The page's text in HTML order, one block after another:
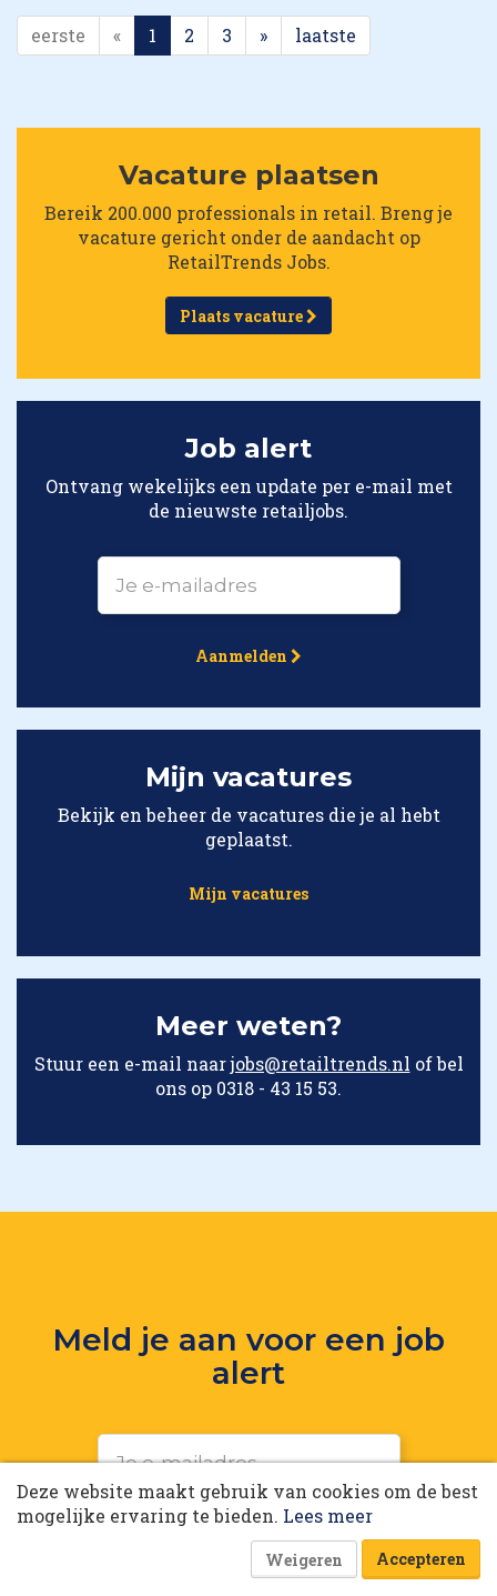
eerste « 1 2 3 » laatste
Vacature plaatsen
Bereik 200.000 professionals in retail. Breng je
vacature gericht onder de aandacht op
RetailTrends Jobs.
Plaats vacature
Job alert
Ontvang wekelijks een update per e-mail met
de nieuwste retailjobs.
Aanmelden
Mijn vacatures
Bekijk en beheer de vacatures die je al hebt
geplaatst.
Mijn vacatures
Meer weten?
Stuur een e-mail naarjobs@retailtrends.nl of bel
ons op 0318 - 43 15 53.
Meld je aan voor een job
alert
Aanmelden job alert
Deze website maakt gebruik van cookies om de best
mogelijke ervaring te bieden. Lees meer
Weigeren Accepteren
Korting op events